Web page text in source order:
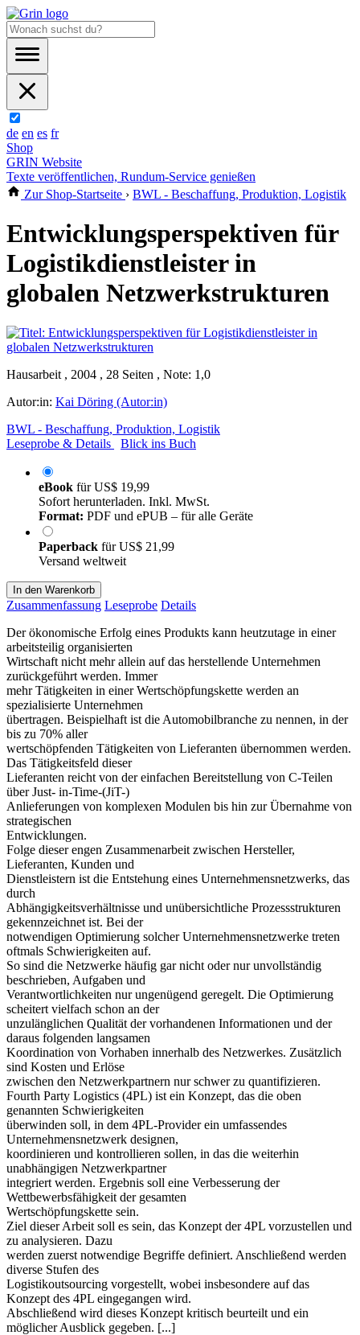
de en es fr
Shop
GRIN Website
Texte veröffentlichen, Rundum-Service genießen
Zur Shop-Startseite › BWL - Beschaffung, Produktion, Logistik
Entwicklungsperspektiven für
Logistikdienstleister in
globalen Netzwerkstrukturen
Hausarbeit , 2004 , 28 Seiten , Note: 1,0
Autor:in: Kai Döring (Autor:in)
BWL - Beschaffung, Produktion, Logistik
Leseprobe & Details
Blick ins Buch
eBook fürUS$ 19,99
Sofort herunterladen. Inkl. MwSt.
Format: PDF und ePUB – für alle Geräte
Paperback fürUS$ 21,99
Versand weltweit
In den Warenkorb
Zusammenfassung Leseprobe Details
Der ökonomische Erfolg eines Produkts kann heutzutage in einer
arbeitsteilig organisierten
Wirtschaft nicht mehr allein auf das herstellende Unternehmen
zurückgeführt werden. Immer
mehr Tätigkeiten in einer Wertschöpfungskette werden an
spezialisierte Unternehmen
übertragen. Beispielhaft ist die Automobilbranche zu nennen, in der
bis zu 70% aller
wertschöpfenden Tätigkeiten von Lieferanten übernommen werden.
Das Tätigkeitsfeld dieser
Lieferanten reicht von der einfachen Bereitstellung von C-Teilen
über Just- in-Time-(JiT-)
Anlieferungen von komplexen Modulen bis hin zur Übernahme von
strategischen
Entwicklungen.
Folge dieser engen Zusammenarbeit zwischen Hersteller,
Lieferanten, Kunden und
Dienstleistern ist die Entstehung eines Unternehmensnetzwerks, das
durch
Abhängigkeitsverhältnisse und unübersichtliche Prozessstrukturen
gekennzeichnet ist. Bei der
notwendigen Optimierung solcher Unternehmensnetzwerke treten
oftmals Schwierigkeiten auf.
So sind die Netzwerke häufig gar nicht oder nur unvollständig
beschrieben, Aufgaben und
Verantwortlichkeiten nur ungenügend geregelt. Die Optimierung
scheitert vielfach schon an der
unzulänglichen Qualität der vorhandenen Informationen und der
daraus folgenden langsamen
Koordination von Vorhaben innerhalb des Netzwerkes. Zusätzlich
sind Kosten und Erlöse
zwischen den Netzwerkpartnern nur schwer zu quantifizieren.
Fourth Party Logistics (4PL) ist ein Konzept, das die oben
genannten Schwierigkeiten
überwinden soll, in dem 4PL-Provider ein umfassendes
Unternehmensnetzwerk designen,
koordinieren und kontrollieren sollen, in das die weiterhin
unabhängigen Netzwerkpartner
integriert werden. Ergebnis soll eine Verbesserung der
Wettbewerbsfähigkeit der gesamten
Wertschöpfungskette sein.
Ziel dieser Arbeit soll es sein, das Konzept der 4PL vorzustellen und
zu analysieren. Dazu
werden zuerst notwendige Begriffe definiert. Anschließend werden
diverse Stufen des
Logistikoutsourcing vorgestellt, wobei insbesondere auf das
Konzept des 4PL eingegangen wird.
Abschließend wird dieses Konzept kritisch beurteilt und ein
möglicher Ausblick gegeben. [...]